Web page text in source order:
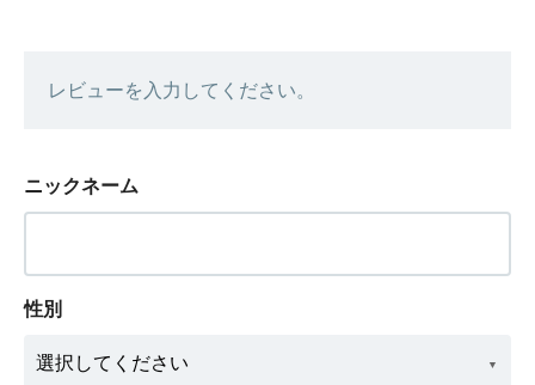
レビューを入力してください。
ニックネーム
性別